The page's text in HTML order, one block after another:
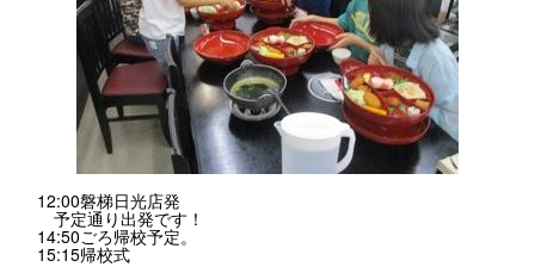
12:00磐梯日光店発
予定通り出発です！
14:50ごろ帰校予定。
15:15帰校式